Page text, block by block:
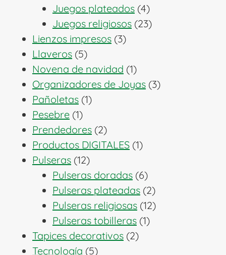
productos
Juegos plateados 44
productos
Juegos religiosos 2323
Lienzos impresos 33
Llaveros 55
productos
Novena de navidad 11
producto
Organizadores de Joyas 33
Pañoletas 11
Pesebre 11
producto
Prendedores 22
productos
Productos DIGITALES 11
Pulseras 1212
productos
Pulseras doradas 66
productos
Pulseras plateadas 22
productos
Pulseras religiosas 1212
Pulseras tobilleras 11
Tapices decorativos 22
Tecnología 55